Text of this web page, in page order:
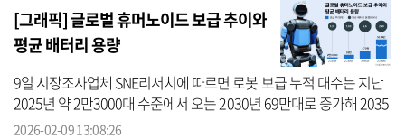
[그래픽] 글로벌 휴머노이드 보급 추이와
평균 배터리 용량
9일 시장조사업체 SNE리서치에 따르면 로봇 보급 누적 대수는 지난
2025년 약 2만3000대 수준에서 오는 2030년 69만대로 증가해 2035
년 679만대, 2040년에는 5330만대에 이를 전망이다. 로봇 시장의 성
2026-02-09 13:08:26